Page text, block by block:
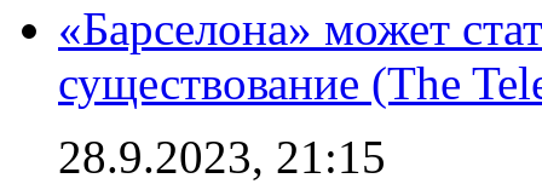
«Барселона» может
существование (The
28.9.2023, 21:15